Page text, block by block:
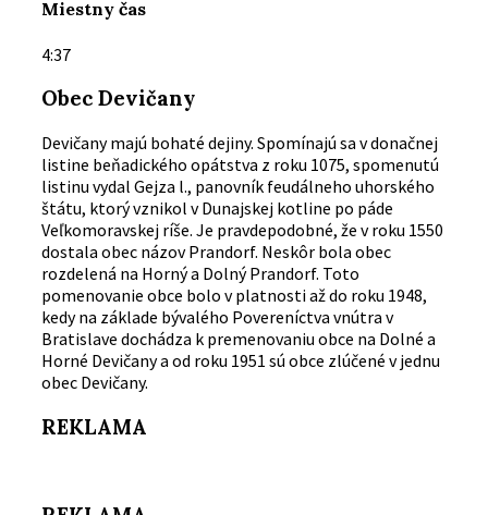
Miestny čas
4:37
Obec Devičany
Devičany majú bohaté dejiny. Spomínajú sa v donačnej
listine beňadického opátstva z roku 1075, spomenutú
listinu vydal Gejza l., panovník feudálneho uhorského
štátu, ktorý vznikol v Dunajskej kotline po páde
Veľkomoravskej ríše. Je pravdepodobné, že v roku 1550
dostala obec názov Prandorf. Neskôr bola obec
rozdelená na Horný a Dolný Prandorf. Toto
pomenovanie obce bolo v platnosti až do roku 1948,
kedy na základe bývalého Povereníctva vnútra v
Bratislave dochádza k premenovaniu obce na Dolné a
Horné Devičany a od roku 1951 sú obce zlúčené v jednu
obec Devičany.
REKLAMA